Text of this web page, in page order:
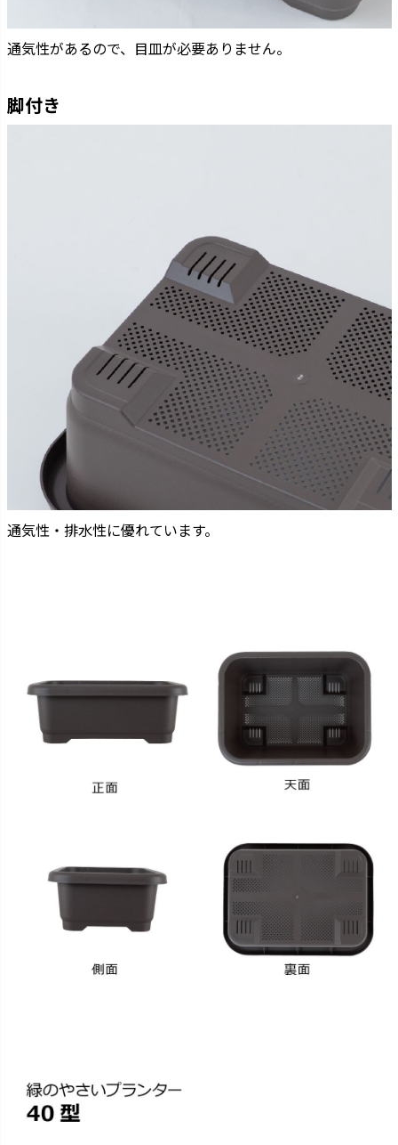
通気性があるので、目皿が必要ありません。
脚付き
通気性・排水性に優れています。